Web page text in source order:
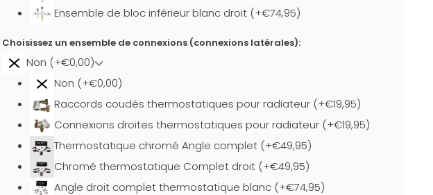
Ensemble de bloc inférieur blanc droit (+€74,95)
Choisissez un ensemble de connexions (connexions latérales):
Non (+€0,00)
Non (+€0,00)
Raccords coudés thermostatiques pour radiateur (+€19,95)
Connexions droites thermostatiques pour radiateur (+€19,95)
Thermostatique chromé Angle complet (+€49,95)
Chromé thermostatique Complet droit (+€49,95)
Angle droit complet thermostatique blanc (+€74,95)